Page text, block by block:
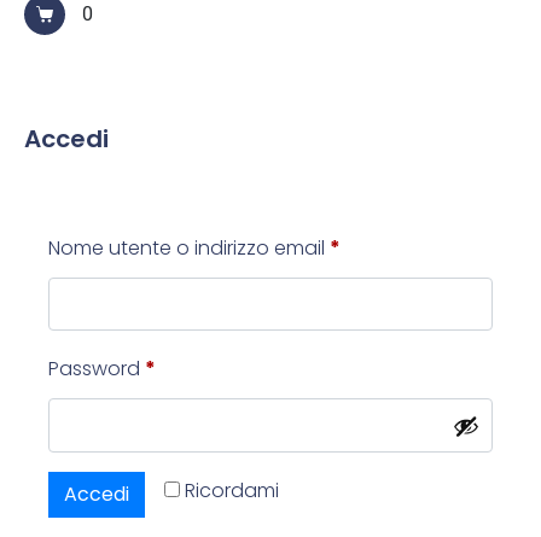
0
Accedi
Nome utente o indirizzo email *
Password *
Ricordami
Accedi